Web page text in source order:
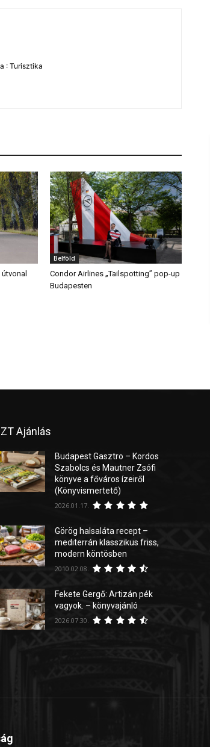
: Turisztika
Belföld
Condor Airlines „Tailspotting” pop-up
Budapesten
Ajánlás
Budapest Gasztro – Kordos
Szabolcs és Mautner Zsófi
könyve a főváros ízeiről
(Könyvismertető)
2026.01.17.
Görög halsaláta recept –
mediterrán klasszikus friss,
modern köntösben
2010.02.08.
Fekete Gergő: Artizán pék
vagyok. – könyvajánló
2026.07.30.